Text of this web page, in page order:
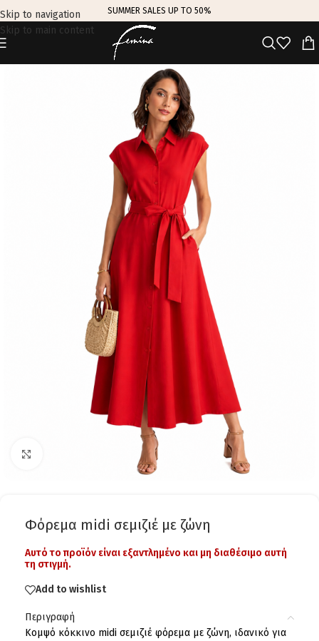
Skip to navigation
Skip to main content
SUMMER SALES UP TO 50%
Φόρεμα midi σεμιζιέ με ζώνη
Αυτό το προϊόν είναι εξαντλημένο και μη διαθέσιμο αυτή
τη στιγμή.
Add to wishlist
Περιγραφή
Κομψό κόκκινο midi σεμιζιέ φόρεμα με ζώνη, ιδανικό για